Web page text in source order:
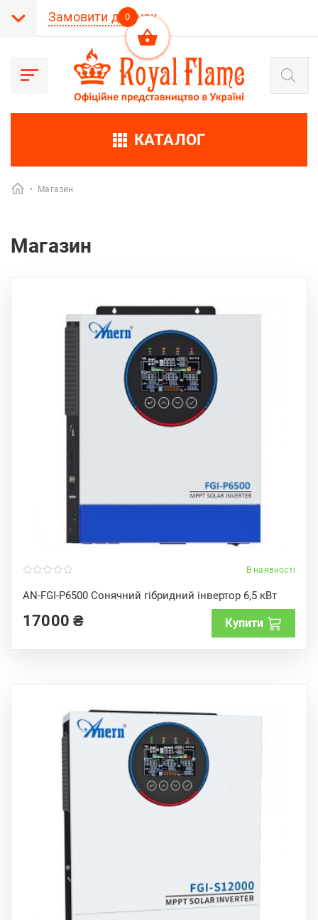
Замовити дзвінок
Пошук
товарів
КАТАЛОГ
• Магазин
Магазин
В наявності
AN-FGI-P6500 Сонячний гібридний інвертор 6,5 кВт
o
u
o
17000₴ Купити
0